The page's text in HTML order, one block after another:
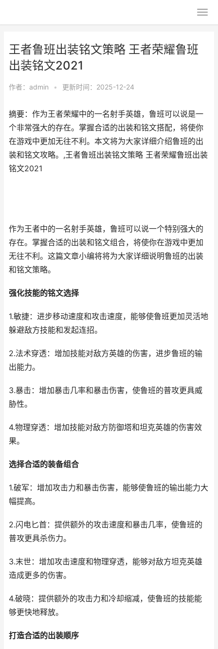
王者鲁班出装铭文策略 王者荣耀鲁班
出装铭文2021
作者： admin • 更新时间：2025-12-24
摘要：作为王者荣耀中的一名射手英雄，鲁班可以说是一
个非常强大的存在。掌握合适的出装和铭文搭配，将使你
在游戏中更加无往不利。本文将为大家详细介绍鲁班的出
装和铭文攻略。,王者鲁班出装铭文策略 王者荣耀鲁班出装
铭文2021
作为王者中的一名射手英雄，鲁班可以说一个特别强大的
存在。掌握合适的出装和铭文组合，将使你在游戏中更加
无往不利。这篇文章小编将将为大家详细说明鲁班的出装
和铭文策略。
强化技能的铭文选择
1.敏捷：进步移动速度和攻击速度，能够使鲁班更加灵活地
躲避敌方技能和发起连招。
2.法术穿透：增加技能对敌方英雄的伤害，进步鲁班的输
出能力。
3.暴击：增加暴击几率和暴击伤害，使鲁班的普攻更具威
胁性。
4.物理穿透：增加技能对敌方防御塔和坦克英雄的伤害效
果。
选择合适的装备组合
1.破军：增加攻击力和暴击伤害，能够使鲁班的输出能力大
幅提高。
2.闪电匕首：提供额外的攻击速度和暴击几率，使鲁班的
普攻更具杀伤力。
3.末世：增加攻击速度和物理穿透，能够对敌方坦克英雄
造成更多的伤害。
4.破晓：提供额外的攻击力和冷却缩减，使鲁班的技能能
够更快地释放。
打造合适的出装顺序